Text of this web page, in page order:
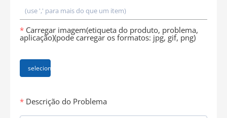
Carregar imagem(etiqueta do produto, problema,
aplicação)(pode carregar os formatos: jpg, gif, png)
selecionar ficheiro
Descrição do Problema